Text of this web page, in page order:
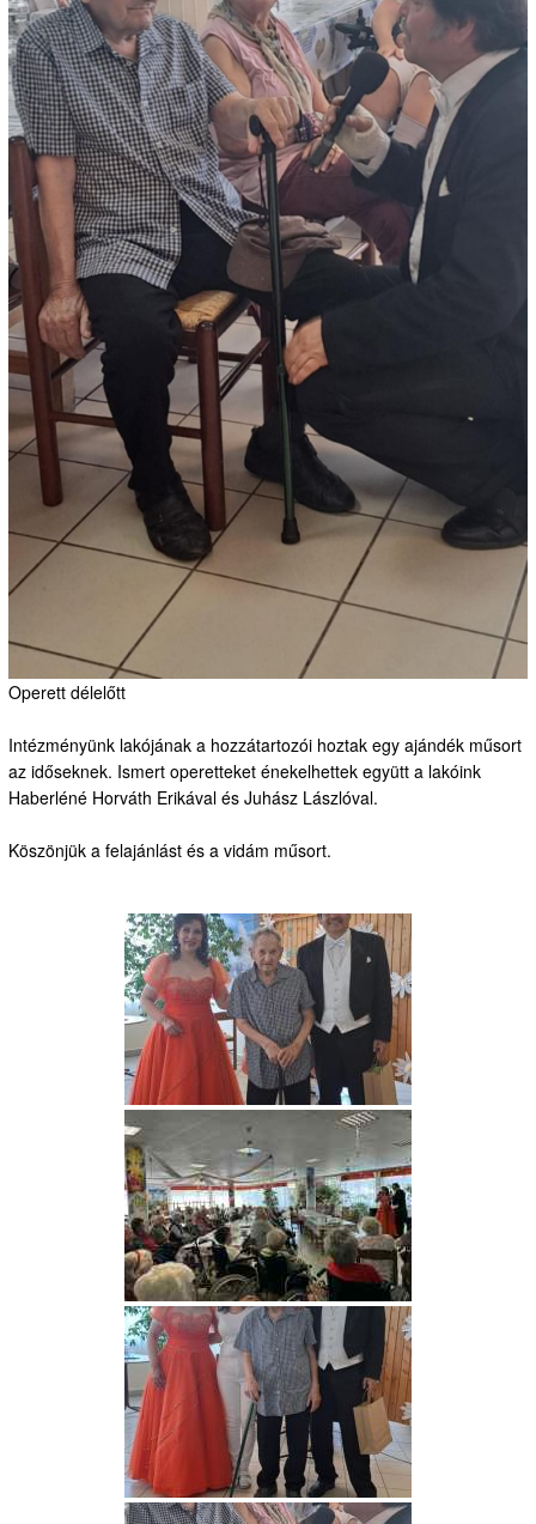
Operett délelőtt
Intézményünk lakójának a hozzátartozói hoztak egy ajándék műsort
az időseknek. Ismert operetteket énekelhettek együtt a lakóink
Haberléné Horváth Erikával és Juhász Lászlóval.
Köszönjük a felajánlást és a vidám műsort.